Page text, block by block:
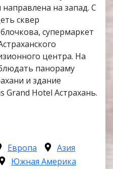
на запад. С
сквер
супермаркет
центра. На
панораму
и здание
Grand Hotel Астрахань.
Европа
Азия
Южная Америка